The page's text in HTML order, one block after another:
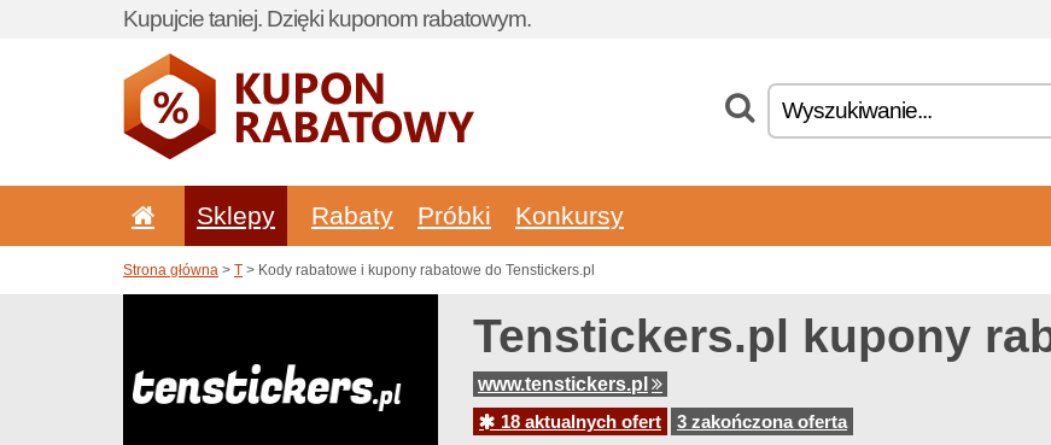
Kupujcie taniej. Dzięki kuponom rabatowym.
Sklepy Rabaty Próbki Konkursy
Strona główna > T > Kody rabatowe i kupony rabatowe do Tenstickers.pl
Tenstickers.pl kupony
www.tenstickers.pl
18 aktualnych ofert
3 zakończona oferta